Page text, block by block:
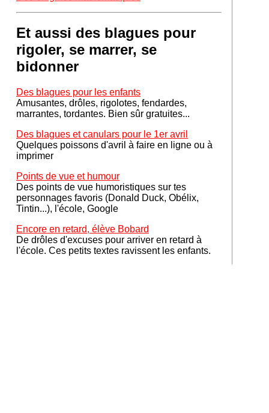
Et aussi des blagues pour
rigoler, se marrer, se
bidonner
Des blagues pour les enfants
Amusantes, drôles, rigolotes, fendardes,
marrantes, tordantes. Bien sûr gratuites...
Des blagues et canulars pour le 1er avril
Quelques poissons d'avril à faire en ligne ou à
imprimer
Points de vue et humour
Des points de vue humoristiques sur tes
personnages favoris (Donald Duck, Obélix,
Tintin...), l'école, Google
Encore en retard, élève Bobard
De drôles d'excuses pour arriver en retard à
l'école. Ces petits textes ravissent les enfants.